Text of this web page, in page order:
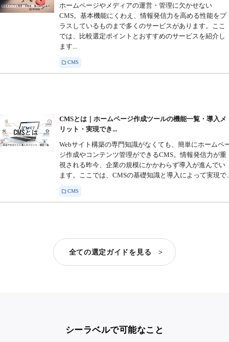
ホームページやメディアの運営・管理に欠かせない
CMS。基本機能にくわえ、情報発信力を高める性能をプ
ラスしているものまで多くのサービスがあります。ここ
では、比較選定ポイントとおすすめのサービスを紹介し
ます...
CMS
CMSとは｜ホームページ作成ツールの機能一覧・導入メ
リット・実現でき...
Webサイト構築の専門知識がなくても、簡単にホームペ
ジ作成やコンテンツ管理ができるCMS。情報発信力が重
視される昨今、企業の規模にかかわらず導入が進んでい
ます。ここでは、CMSの基礎知識と導入によって実現で
CMS
全ての選定ガイドを見る >
シーラベルで可能なこと